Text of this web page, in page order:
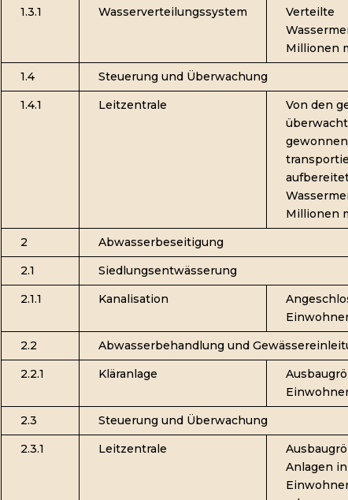
1.3.1
Wasserverteilungssystem
Verteilte
Millionen
1.4
Steuerung und Überwachung
1.4.1
Leitzentrale
Von den
Millionen
2
Abwasserbeseitigung
2.1
Siedlungsentwässerung
2.1.1
Kanalisation
2.2
Abwasserbehandlung und
2.2.1
Kläranlage
2.3
Steuerung und Überwachung
2.3.1
Leitzentrale
Anlagen in